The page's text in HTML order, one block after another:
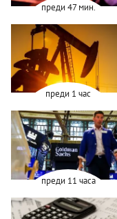
преди 47 мин.
преди 1 час
преди 11 часа